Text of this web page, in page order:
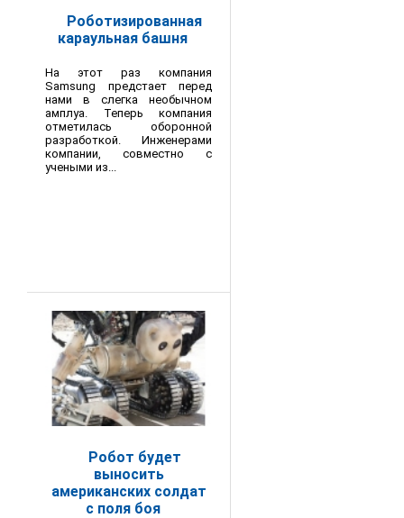
Роботизированная
караульная башня
На этот раз компания
Samsung предстает перед
нами в слегка необычном
амплуа. Теперь компания
отметилась оборонной
разработкой. Инженерами
компании, совместно с
учеными из...
Робот будет
выносить
американских солдат
с поля боя